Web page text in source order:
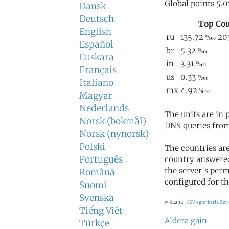
Dansk
Deutsch
English
Español
Euskara
Français
Italiano
Magyar
Nederlands
Norsk (bokmål)
Norsk (nynorsk)
Polski
Português
Română
Suomi
Svenska
Tiếng Việt
Türkçe
The units are in
DNS queries
The countries
country
the server's
configured for
# 62292 , CSV egunkariaZer
Aldera gain